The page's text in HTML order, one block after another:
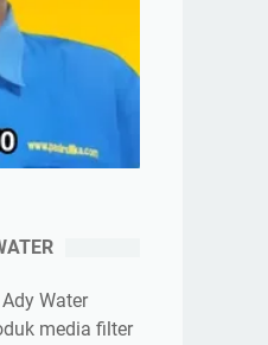
Water
media filter